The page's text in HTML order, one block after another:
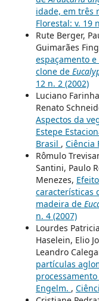
idade, em três
Florestal: v. 19
Rute Berger,
Guimarães
espaçamento
clone de
12 n. 2 (2002)
Luciano
Renato
Aspectos da
Estepe
Brasil , Ciência
Rômulo
Santini, Paulo
Menezes,
características
madeira de
n. 4 (2007)
Lourdes
Haselein, Elio
Leandro
partículas
Engelm. ,